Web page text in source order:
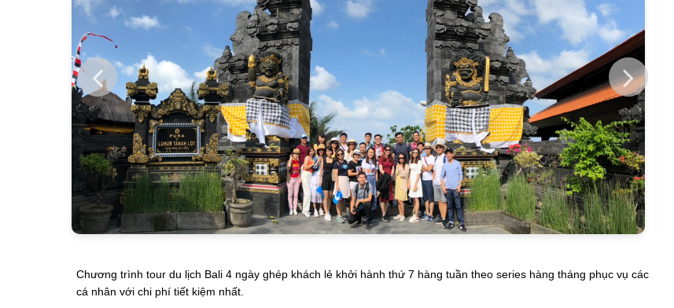
Chương trình tour du lịch Bali 4 ngày ghép khách lẻ khởi hành thứ 7 hàng tuần theo series hàng tháng phục vụ các
cá nhân với chi phí tiết kiệm nhất.